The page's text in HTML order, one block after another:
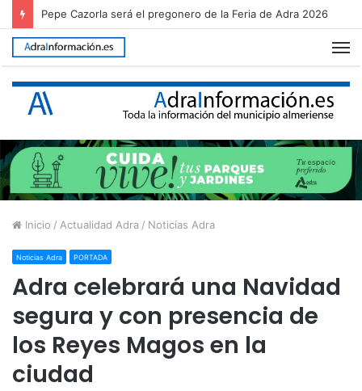
Guainos celebra sus fiestas patronales en honor a la Virgen de los Dolores
Inicio / Actualidad Adra / Noticias Adra
Noticias Adra PORTADA
Adra celebrará una Navidad
segura y con presencia de
los Reyes Magos en la
ciudad